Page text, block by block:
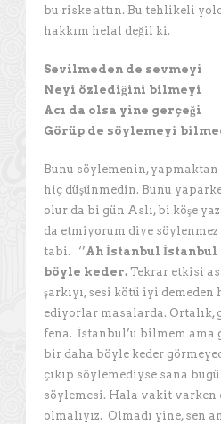
bu riske attın. Bu tehlikeli
hakkım helal değil ki.
Sevilmeden de sevmeyi
Neyi özlediğini bilmeyi
Acı da olsa yine gerçeği
Görüp de söylemeyi
Bunu söylemenin,
hiç düşünmedin. Bunu
olur da bi gün Aslı, bi köşe
da etmiyorum diye
tabi. ‘’Ah İstanbul İstanbul
böyle keder. Tekrar etkisi
şarkıyı, sesi kötü iyi demeden
ediyorlar masalarda. Ortalık,
fena. İstanbul’u bilmem ama
bir daha böyle keder
çıkıp söylemediyse sana
söylemesi. Hala vakit varken
olmalıyız. Olmadı yine, sen